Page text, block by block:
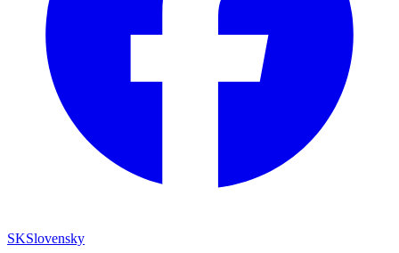
SKSlovensky